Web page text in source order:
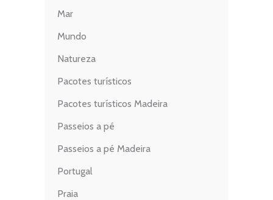
Mar
Mundo
Natureza
Pacotes turísticos
Pacotes turísticos Madeira
Passeios a pé
Passeios a pé Madeira
Portugal
Praia